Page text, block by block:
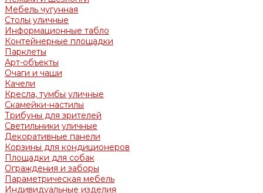
Мебель чугунная
Столы уличные
Информационные табло
Контейнерные площадки
Парклеты
Арт-объекты
Очаги и чаши
Качели
Кресла, тумбы уличные
Скамейки-настилы
Трибуны для зрителей
Светильники уличные
Декоративные панели
Корзины для кондиционеров
Площадки для собак
Ограждения и заборы
Параметрическая мебель
Индивидуальные изделия